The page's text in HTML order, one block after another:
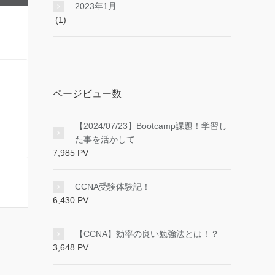
2023年1月
(1)
ページビュー数
【2024/07/23】Bootcamp課題！学習し
た事を活かして
7,985 PV
CCNA受験体験記！
6,430 PV
【CCNA】効率の良い勉強法とは！？
3,648 PV